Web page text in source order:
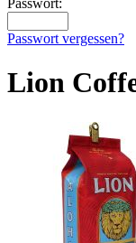
Passwort vergessen?
Lion